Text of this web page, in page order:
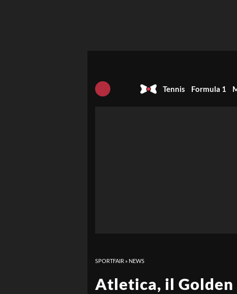
Tennis Formula 1
SPORTFAIR » NEWS
Atletica, il Golden